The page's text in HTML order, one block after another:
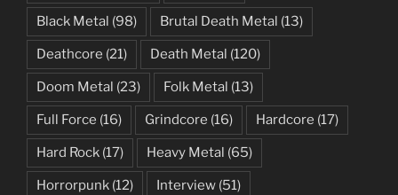
Black Metal (98) Brutal Death Metal (13)
Deathcore (21) Death Metal (120)
Doom Metal (23) Folk Metal (13)
Full Force (16) Grindcore (16) Hardcore (17)
Hard Rock (17) Heavy Metal (65)
Horrorpunk (12) Interview (51)